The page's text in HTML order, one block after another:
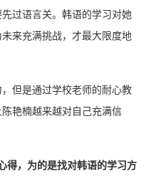
过语言关。韩语的学习对她
来充满挑战，才最大限度地
但是通过学校老师的耐心教
艳楠越来越对自己充满信
得，为的是找对韩语的学习方